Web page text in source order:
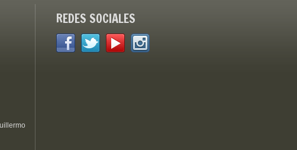
REDES SOCIALES